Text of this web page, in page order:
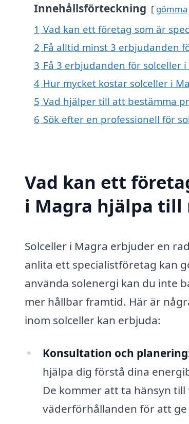
Innehållsförteckning gömma
1 Vad kan ett företag som är
2 Få alltid minst 3 erbjudanden
3 Få 3 erbjudanden för solceller
4 Hur mycket kostar solceller i
5 Vad hjälper till att bestämma
6 Sök efter en professionell för
Vad kan ett
i Magra hjälpa till
Solceller i Magra erbjuder en
anlita ett specialistföretag kan
använda solenergi kan du inte
mer hållbar framtid. Här är
inom solceller kan erbjuda:
Konsultation och
hjälpa dig förstå dina
De kommer att ta hänsyn
väderförhållanden för att